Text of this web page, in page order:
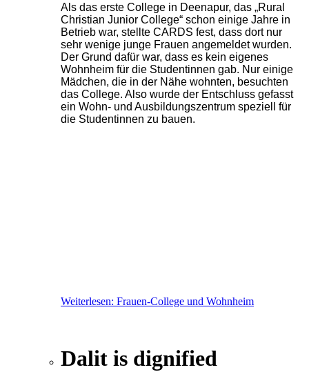
Als das erste College in Deenapur, das „Rural
Christian Junior College“ schon einige Jahre in
Betrieb war, stellte CARDS fest, dass dort nur
sehr wenige junge Frauen angemeldet wurden.
Der Grund dafür war, dass es kein eigenes
Wohnheim für die Studentinnen gab. Nur einige
Mädchen, die in der Nähe wohnten, besuchten
das College. Also wurde der Entschluss gefasst
ein Wohn- und Ausbildungszentrum speziell für
die Studentinnen zu bauen.
Weiterlesen: Frauen-College und Wohnheim
Dalit is dignified